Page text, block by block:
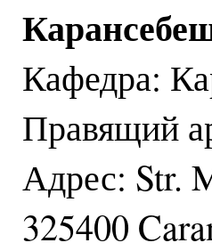
Кафедра:
Правящий
Адрес: Str.
325400